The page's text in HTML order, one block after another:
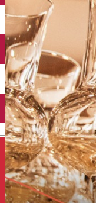
English
Închirieri
Închirieri